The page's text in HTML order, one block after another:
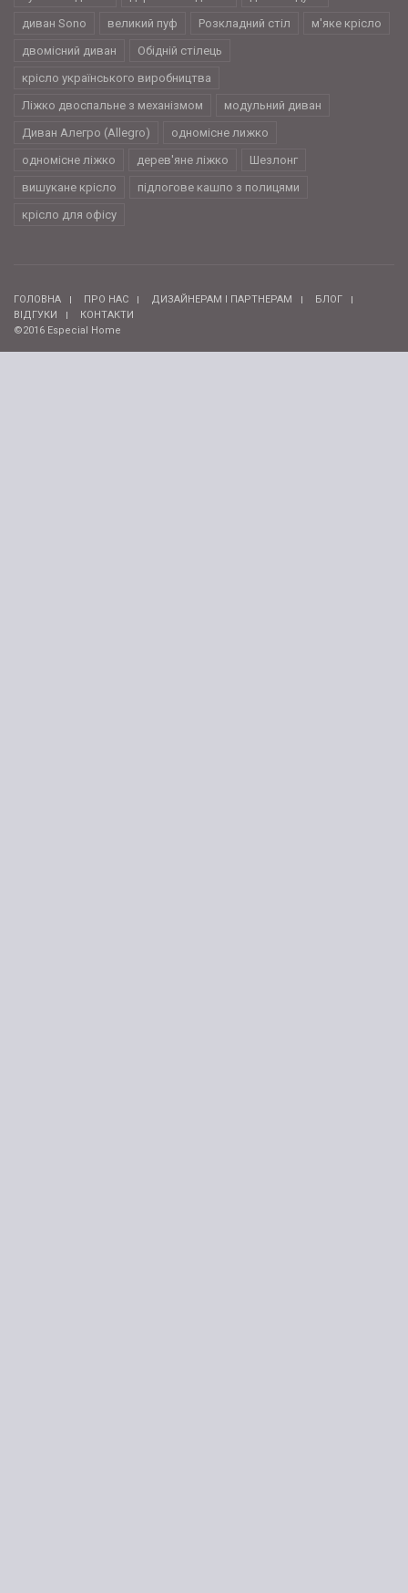
диван Sono
великий пуф Розкладний стіл
м'яке крісло
двомісний диван
Обідній стілець
крісло українського виробництва
Ліжко двоспальне з механізмом
модульний диван
Диван Алегро (Allegro)
одномісне лижко
одномісне ліжко
дерев'яне ліжко
Шезлонг
вишукане крісло
підлогове кашпо з полицями
крісло для офісу
ГОЛОВНА ПРО НАС ДИЗАЙНЕРАМ І ПАРТНЕРАМ
БЛОГ
ВІДГУКИ
КОНТАКТИ
©2016 Especial Home